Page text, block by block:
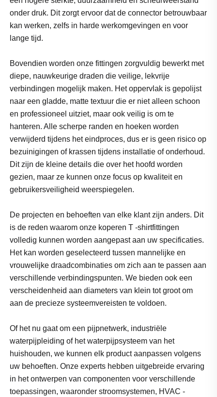
onder druk. Dit zorgt ervoor dat de connector betrouwbaar
kan werken, zelfs in harde werkomgevingen en voor
lange tijd.
Bovendien worden onze fittingen zorgvuldig bewerkt met
diepe, nauwkeurige draden die veilige, lekvrije
verbindingen mogelijk maken. Het oppervlak is gepolijst
naar een gladde, matte textuur die er niet alleen schoon
en professioneel uitziet, maar ook veilig is om te
hanteren. Alle scherpe randen en hoeken worden
verwijderd tijdens het eindproces, dus er is geen risico op
bezuinigingen of krassen tijdens installatie of onderhoud.
Dit zijn de kleine details die over het hoofd worden
gezien, maar ze kunnen onze focus op kwaliteit en
gebruikersveiligheid weerspiegelen.
De projecten en behoeften van elke klant zijn anders. Dit
is de reden waarom onze koperen T -shirtfittingen
volledig kunnen worden aangepast aan uw specificaties.
Het kan worden geselecteerd tussen mannelijke en
vrouwelijke draadcombinaties om zich aan te passen aan
verschillende verbindingspunten. We bieden ook een
verscheidenheid aan diameters van klein tot groot om
aan de precieze systeemvereisten te voldoen.
Of het nu gaat om een ​​pijpnetwerk, industriële
waterpijpleiding of het waterpijpsysteem van het
huishouden, we kunnen elk product aanpassen volgens
uw behoeften. Onze experts hebben uitgebreide ervaring
in het ontwerpen van componenten voor verschillende
toepassingen, waaronder stroomsystemen, HVAC -